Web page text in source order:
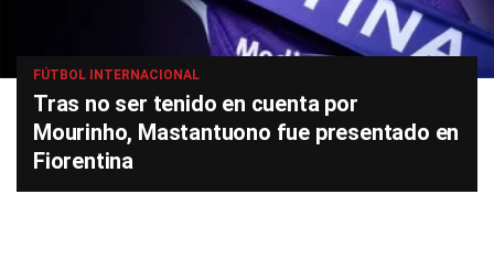
FÚTBOL INTERNACIONAL
Tras no ser tenido en cuenta por
Mourinho, Mastantuono fue presentado en
Fiorentina